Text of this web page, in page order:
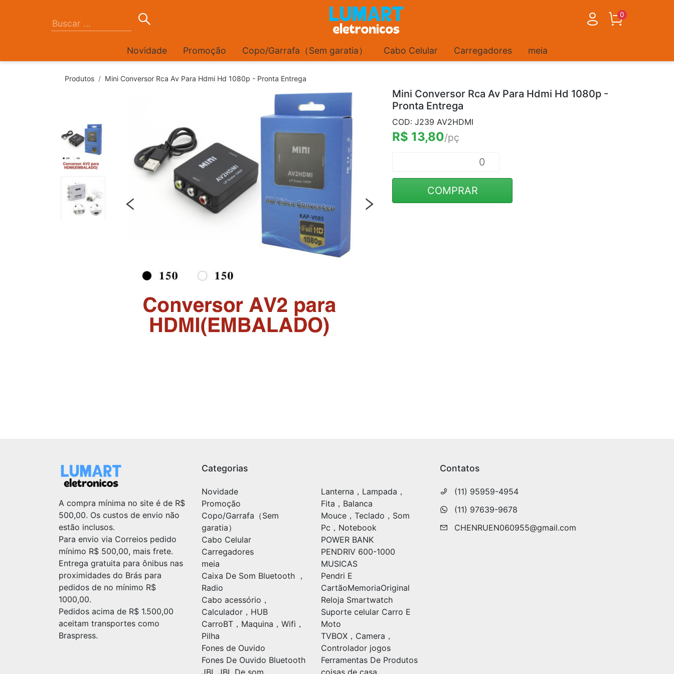
0
Novidade Promoção Copo/Garrafa（Sem garatia） Cabo Celular Carregadores meia
Produtos Mini Conversor Rca Av Para Hdmi Hd 1080p - Pronta Entrega
Mini Conversor Rca Av Para Hdmi Hd 1080p -
Pronta Entrega
COD: J239 AV2HDMI
R$ 13,80/pç
COMPRAR
A compra mínima no site é de R$
500,00. Os custos de envio não
estão inclusos.
Para envio via Correios pedido
mínimo R$ 500,00, mais frete.
Entrega gratuita para ônibus nas
proximidades do Brás para
pedidos de no mínimo R$
1000,00.
Pedidos acima de R$ 1.500,00
aceitam transportes como
Braspress.
Categorias
Novidade
Promoção
Copo/Garrafa（Sem
garatia）
Cabo Celular
Carregadores
meia
Caixa De Som Bluetooth ，
Radio
Cabo acessório，
Calculador，HUB
CarroBT，Maquina，Wifi，
Pilha
Fones de Ouvido
Fones De Ouvido Bluetooth
JBL JBL De som
Lanterna，Lampada，
Fita，Balanca
Mouce，Teclado，Som
Pc，Notebook
POWER BANK
PENDRIV 600-1000
MUSICAS
Pendri E
CartãoMemoriaOriginal
Reloja Smartwatch
Suporte celular Carro E
Moto
TVBOX，Camera，
Controlador jogos
Ferramentas De Produtos
coisas de casa
Contatos
(11) 95959-4954
(11) 97639-9678
CHENRUEN060955@gmail.com